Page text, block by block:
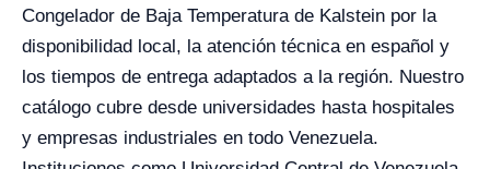
Congelador de Baja Temperatura de Kalstein por la
disponibilidad local, la atención técnica en español y
los tiempos de entrega adaptados a la región. Nuestro
catálogo cubre desde universidades hasta hospitales
y empresas industriales en todo Venezuela.